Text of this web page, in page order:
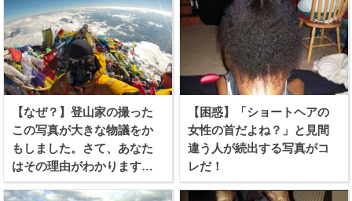
【なぜ？】登山家の撮った
この写真が大きな物議をか
もしました。さて、あなた
はその理由がわかります
か？
【困惑】「ショートヘアの
女性の首だよね？」と見間
違う人が続出する写真がコ
レだ！